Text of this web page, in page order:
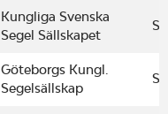
Kungliga Svenska
Segel Sällskapet
Göteborgs Kungl.
Segelsällskap